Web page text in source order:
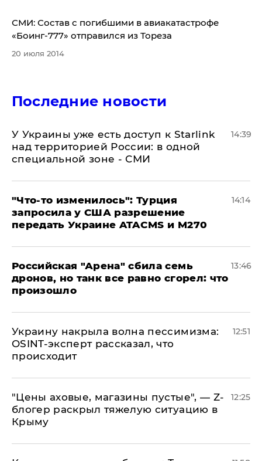
СМИ: Состав с погибшими в авиакатастрофе
«Боинг-777» отправился из Тореза
20 июля 2014
Последние новости
У Украины уже есть доступ к Starlink
над территорией России: в одной
специальной зоне - СМИ
14:39
​"Что-то изменилось": Турция
запросила у США разрешение
передать Украине ATACMS и M270
14:14
​Российская "Арена" сбила семь
дронов, но танк все равно сгорел: что
произошло
13:46
​Украину накрыла волна пессимизма:
OSINT-эксперт рассказал, что
происходит
12:51
​"Цены аховые, магазины пустые", — Z-
блогер раскрыл тяжелую ситуацию в
Крыму
12:25